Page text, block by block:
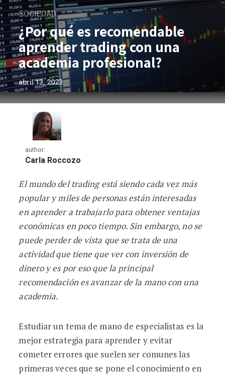
SOCIEDAD
¿Por qué es recomendable
aprender trading con una
academia profesional?
abril 13, 2023
author:
Carla Roccozo
¿Por qué es recomendable aprender
El mundo del trading está siendo cada vez más
popular y miles de personas están interesadas
en aprender a trabajarlo para obtener ventajas
económicas en poco tiempo. Sin embargo, no se
puede perder de vista que se trata de una
actividad que tiene que ver con inversión de
dinero y es por eso que la principal
recomendación es avanzar de la mano con una
academia.
Estudiar un tema de mano de especialistas es la
mejor estrategia para aprender y evitar
cometer errores que suelen ser comunes las
primeras veces que se pone el conocimiento en